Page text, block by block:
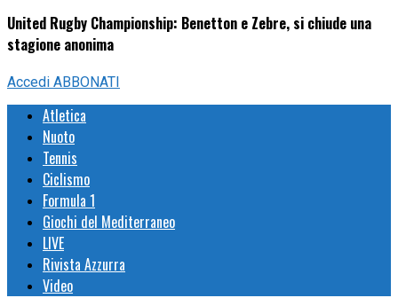
United Rugby Championship: Benetton e Zebre, si chiude una
stagione anonima
Accedi ABBONATI
Atletica
Nuoto
Tennis
Ciclismo
Formula 1
Giochi del Mediterraneo
LIVE
Rivista Azzurra
Video